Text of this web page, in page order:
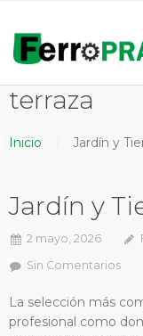
terraza
Inicio Jardín y
Jardín y
2 mayo, 2026
Sin Comentarios
La selección más
profesional como